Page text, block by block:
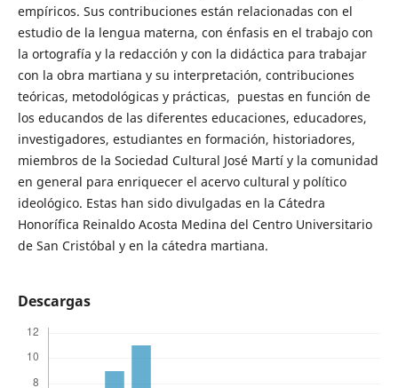
empíricos. Sus contribuciones están relacionadas con el
estudio de la lengua materna, con énfasis en el trabajo con
la ortografía y la redacción y con la didáctica para trabajar
con la obra martiana y su interpretación, contribuciones
teóricas, metodológicas y prácticas, puestas en función de
los educandos de las diferentes educaciones, educadores,
investigadores, estudiantes en formación, historiadores,
miembros de la Sociedad Cultural José Martí y la comunidad
en general para enriquecer el acervo cultural y político
ideológico. Estas han sido divulgadas en la Cátedra
Honorífica Reinaldo Acosta Medina del Centro Universitario
de San Cristóbal y en la cátedra martiana.
Descargas